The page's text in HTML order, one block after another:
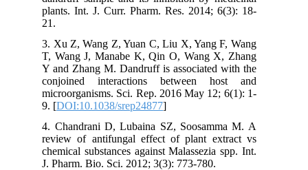
plants. Int. J. Curr. Pharm. Res. 2014; 6(3): 18-
3. Xu Z, Wang Z, Yuan C, Liu X, Yang F, Wang
T, Wang J, Manabe K, Qin O, Wang X, Zhang
Y and Zhang M. Dandruff is associated with the
conjoined interactions between host and
microorganisms. Sci. Rep. 2016 May 12; 6(1): 1-
9. [DOI:10.1038/srep24877
4. Chandrani D, Lubaina SZ, Soosamma M. A
review of antifungal effect of plant extract vs
chemical substances against Malassezia spp. Int.
J. Pharm. Bio. Sci. 2012; 3(3): 773-780.